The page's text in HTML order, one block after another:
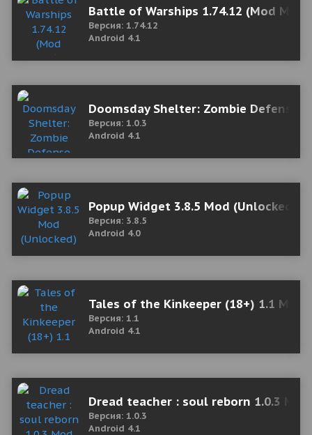
Battle of Warships 1.74.12 (Mod
Версия: 1.74.12
Android 4.1
Doomsday Shelter: Zombie Defense
Версия: 1.0.3
Android 4.1
Popup Widget 3.8.5 Mod (Unlocked)
Версия: 3.8.5
Android 4.0
Tales of the Kinkeeper (18+) 1.1 Мод
Версия: 1.1
Android 4.1
Dread teacher : soul reborn 1.0.3
Версия: 1.0.3
Android 4.1